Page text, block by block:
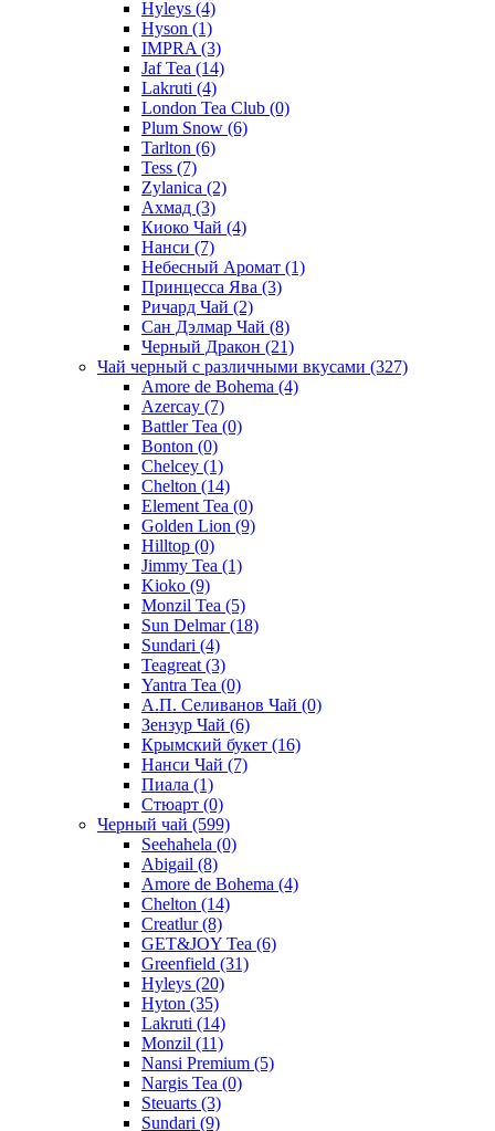
Hyleys (4)
Hyson (1)
IMPRA (3)
Jaf Tea (14)
Lakruti (4)
London Tea Club (0)
Plum Snow (6)
Tarlton (6)
Tess (7)
Zylanica (2)
Ахмад (3)
Киоко Чай (4)
Нанси (7)
Небесный Аромат (1)
Принцесса Ява (3)
Ричард Чай (2)
Сан Дэлмар Чай (8)
Черный Дракон (21)
Чай черный с различными вкусами (327)
Amore de Bohema (4)
Azercay (7)
Battler Tea (0)
Bonton (0)
Chelcey (1)
Chelton (14)
Element Tea (0)
Golden Lion (9)
Hilltop (0)
Jimmy Tea (1)
Kioko (9)
Monzil Tea (5)
Sun Delmar(18)
Sundari (4)
Teagreat (3)
Yantra Tea (0)
А.П. Селиванов Чай (0)
Зензур Чай (6)
Крымский букет (16)
Нанси Чай (7)
Пиала (1)
Стюарт (0)
Черный чай (599)
Seehahela (0)
Abigail (8)
Amore de Bohema (4)
Chelton (14)
Creatlur(8)
GET&JOY Tea (6)
Greenfield (31)
Hyleys (20)
Hyton (35)
Lakruti (14)
Monzil (11)
Nansi Premium (5)
Nargis Tea (0)
Steuarts (3)
Sundari (9)